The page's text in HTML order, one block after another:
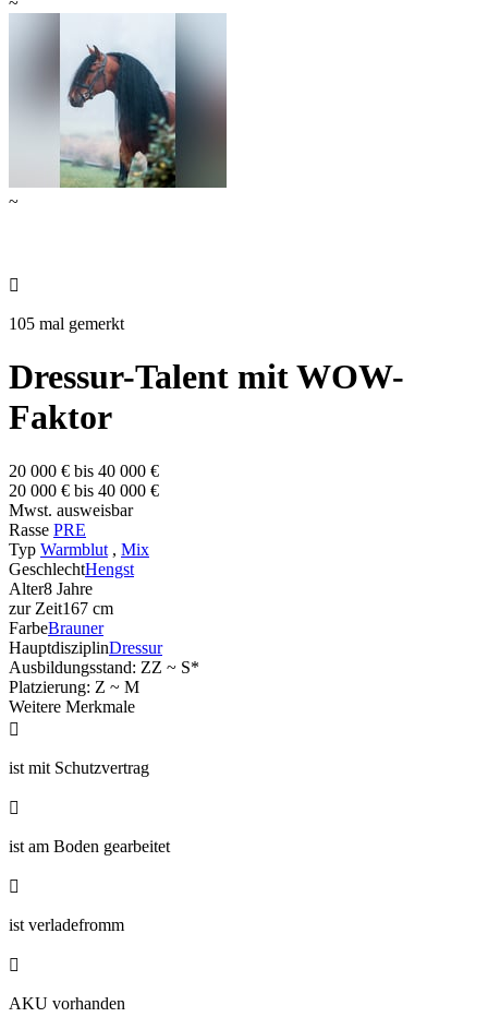
~

105 mal gemerkt
Dressur-Talent mit WOW-
Faktor
20 000 € bis 40 000 €
20 000 € bis 40 000 €
Mwst. ausweisbar
Rasse PRE
Typ Warmblut , Mix
GeschlechtHengst
Alter8 Jahre
zur Zeit167 cm
FarbeBrauner
HauptdisziplinDressur
Ausbildungsstand: ZZ ~ S*
Platzierung: Z ~ M
Weitere Merkmale

ist mit Schutzvertrag

ist am Boden gearbeitet

ist verladefromm

AKU vorhanden